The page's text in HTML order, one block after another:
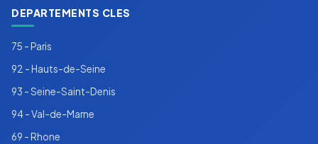
DEPARTEMENTS CLES
75 - Paris
92 - Hauts-de-Seine
93 - Seine-Saint-Denis
94 - Val-de-Marne
69 - Rhone